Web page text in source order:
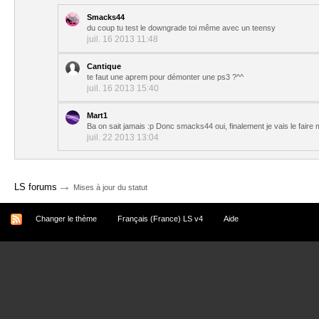
Smacks44
du coup tu test le downgrade toi même avec un teensy
juil. 16 2013 11:48
Cantique
te faut une aprem pour démonter une ps3 ?^^
juil. 16 2013 15:40
Mart1
Ba on sait jamais :p Donc smacks44 oui, finalement je vais le faire
juil. 22 2013 13:04
LS forums → Mises à jour du statut
Changer le thème Français (France) LS v4 Aide